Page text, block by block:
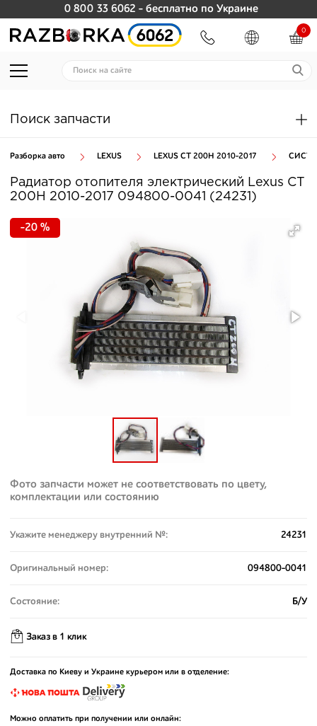
0 800 33 6062 - бесплатно по Украине
0
Поиск запчасти
Разборка авто LEXUS LEXUS CT 200H 2010-2017
Радиатор отопителя электрический Lexus CT
200H 2010-2017 094800-0041 (24231)
-20 %
Фото запчасти может не соответствовать по цвету,
комплектации или состоянию
Укажите менеджеру внутренний №: 24231
Оригинальный номер: 094800-0041
Состояние: Б/У
Заказ в 1 клик
Доставка по Киеву и Украине курьером или в отделение:
Можно оплатить при получении или онлайн: